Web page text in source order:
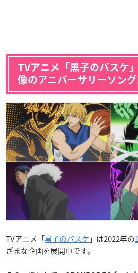
TVアニメ「黒子のバスケ
像のアニバーサリーソング
TVアニメ「黒子のバスケ 」は2022年の
ざまな企画を展開中です。